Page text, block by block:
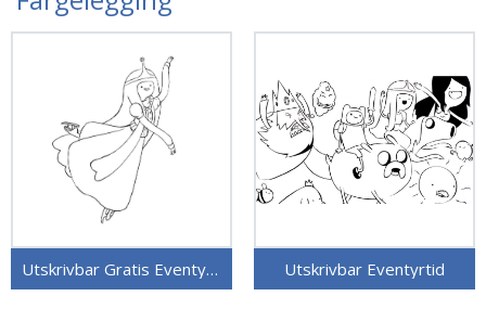
Utskrivbar Gratis Eventyrtid Utskrivbar Eventyrtid